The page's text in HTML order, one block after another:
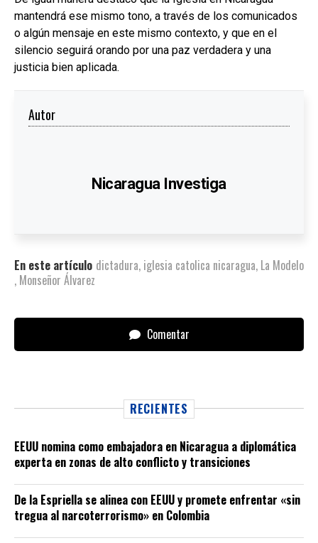
mantendrá ese mismo tono, a través de los comunicados
o algún mensaje en este mismo contexto, y que en el
silencio seguirá orando por una paz verdadera y una
justicia bien aplicada.
Autor
Nicaragua Investiga
En este artículo dictadura, iglesia catolica nicaragua, La Modelo
, Monseñor Álvarez
Comentar
RECIENTES
EEUU nomina como embajadora en Nicaragua a diplomática
experta en zonas de alto conflicto y transiciones
De la Espriella se alinea con EEUU y promete enfrentar «sin
tregua al narcoterrorismo» en Colombia